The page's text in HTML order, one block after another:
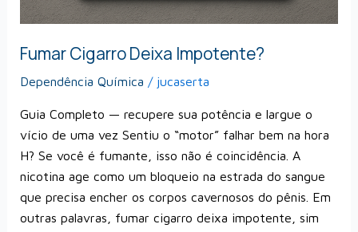
Fumar Cigarro Deixa Impotente?
Dependência Química / jucaserta
Guia Completo — recupere sua potência e largue o
vício de uma vez Sentiu o “motor” falhar bem na hora
H? Se você é fumante, isso não é coincidência. A
nicotina age como um bloqueio na estrada do sangue
que precisa encher os corpos cavernosos do pênis. Em
outras palavras, fumar cigarro deixa impotente, sim